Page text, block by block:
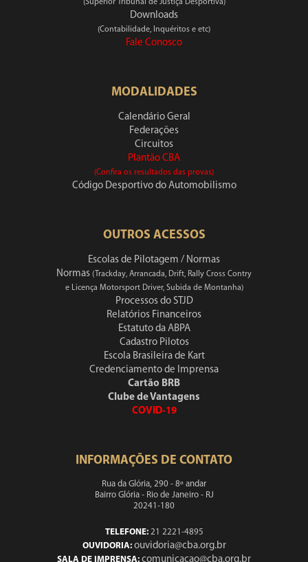
(Superior Tribunal de Justiça Desportiva)
Downloads
(Contabilidade, Inquéritos e etc)
Fale Conosco
MODALIDADES
Calendário Geral
Federações
Circuitos
Plantão CBA
(Confira os resultados das provas)
Código Desportivo do Automobilismo
OUTROS ACESSOS
Escolas de Pilotagem / Normas
Normas (Trackday, Arrancada, Drift, Rally Cross Contry
e Licença Motorsport Driver, Subida de Montanha)
Processos do STJD
Relatórios Financeiros
Estatuto da ABPA
Cadastro Pilotos
Escola Brasileira de Kart
Credenciamento de Imprensa
Cartão BRB
Clube de Vantagens
COVID-19
INFORMAÇÕES DE CONTATO
Rua da Glória, 290 - 8º andar
Bairro Glória - Rio de Janeiro - RJ
20241-180
TELEFONE:21 2221-4895
OUVIDORIA: ouvidoria@cba.org.br
SALA DE IMPRENSA: comunicacao@cba.org.br